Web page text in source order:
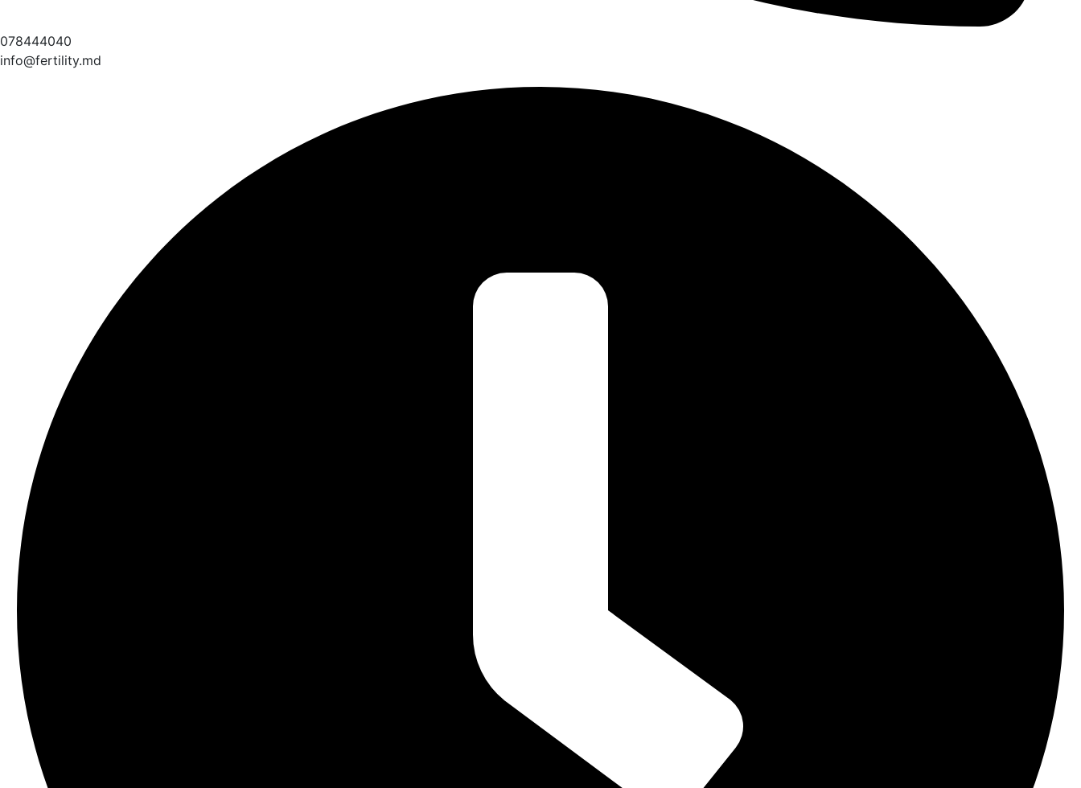
078444040
info@fertility.md